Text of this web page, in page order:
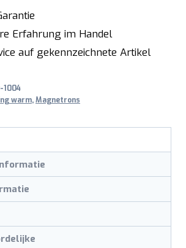
Erfahrung im Handel
auf gekennzeichnete Artikel
1004
warm,Magnetrons